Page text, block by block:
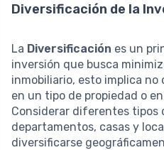
Diversificación de la
La Diversificación es un
inversión que busca
inmobiliario, esto implica
en un tipo de propiedad o
Considerar diferentes tipos
departamentos, casas y
diversificarse